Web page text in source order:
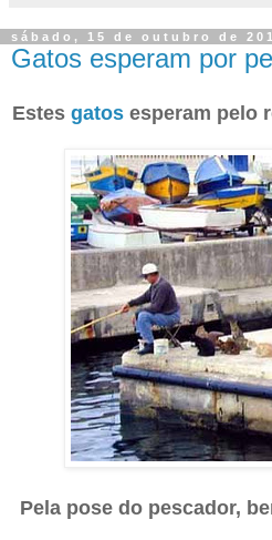
sábado, 15 de outubro de
Gatos esperam por
Estes gatosesperam pelo
Pela pose do pescador,